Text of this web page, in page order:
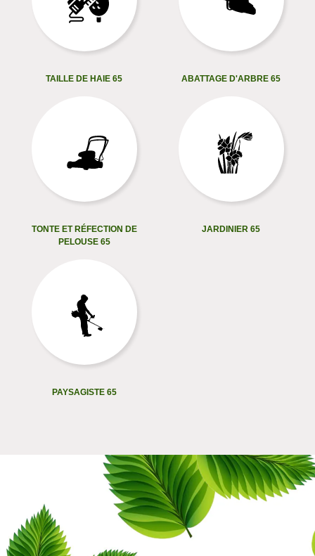
TAILLE DE HAIE 65 ABATTAGE D'ARBRE 65
TONTE ET RÉFECTION DE
PELOUSE 65
JARDINIER 65
PAYSAGISTE 65